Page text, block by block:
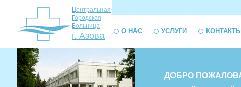
Центральная
Городская
Больница
г. Азова О НАС УСЛУГИ КОНТАКТЫ
ДОБРО